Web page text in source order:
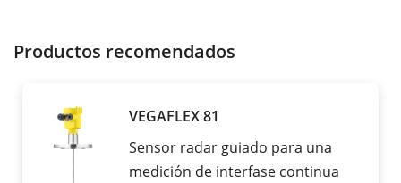
Productos recomendados
VEGAFLEX 81
Sensor radar guiado para una
medición de interfase continua